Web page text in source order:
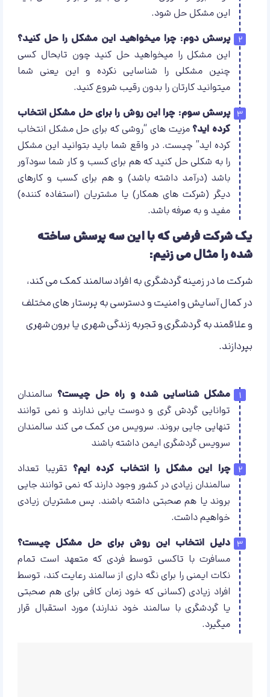
این مشکل حل شود.
پرسش دوم: چرا میخواهید این مشکل را حل کنید؟
این مشکل را میخواهید حل کنید چون تابحال کسی
چنین مشکلی را شناسایی نکرده و این یعنی شما
میتوانید کارتان را بدون رقیب شروع کنید.
پرسش سوم: چرا این روش را برای حل مشکل انتخاب
کرده اید؟ مزیت های “روشی که برای حل مشکل انتخاب
کرده اید” چیست. در واقع شما باید بتوانید این مشکل
را به شکلی حل کنید که هم برای کسب و کار شما سودآور
باشد (درآمد داشته باشد) و هم برای کسب و کارهای
دیگر (شرکت های همکار) یا مشتریان (استفاده کننده)
مفید و به صرفه باشد.
یک شرکت فرضی که با این سه پرسش ساخته
شده را مثال می زنیم:
شرکت ما در زمینه گردشگری به افراد سالمند کمک می کند،
در کمال آسایش و امنیت و دسترسی به پرستار های مختلف
و علاقمند به گردشگری و تجربه زندگی شهری یا برون شهری
بپردازند.
مشکل شناسایی شده و راه حل چیست؟ سالمندان
توانایی گردش گری و دوست یابی ندارند و نمی توانند
تنهایی جایی بروند. سرویس من کمک می کند سالمندان
سرویس گردشگری ایمن داشته باشند
چرا این مشکل را انتخاب کرده ایم؟ تقریبا تعداد
سالمندان زیادی در کشور وجود دارند که نمی توانند جایی
بروند یا هم صحبتی داشته باشند. پس مشتریان زیادی
خواهیم داشت.
دلیل انتخاب این روش برای حل مشکل چیست؟
مسافرت با تاکسی توسط فردی که متعهد است تمام
نکات ایمنی را برای نگه داری از سالمند رعایت کند، توسط
افراد زیادی (کسانی که خود زمان کافی برای هم صحبتی
یا گردشگری با سالمند خود ندارند) مورد استقبال قرار
میگیرد.